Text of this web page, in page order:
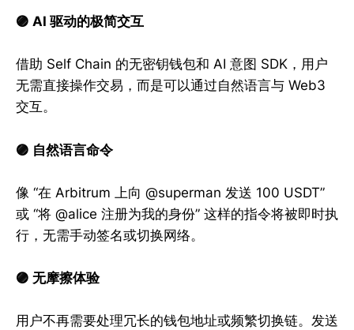
🟣 AI 驱动的极简交互
借助 Self Chain 的无密钥钱包和 AI 意图 SDK，用户
无需直接操作交易，而是可以通过自然语言与 Web3
交互。
🟣 自然语言命令
像 “在 Arbitrum 上向 @superman 发送 100 USDT”
或 “将 @alice 注册为我的身份” 这样的指令将被即时执
行，无需手动签名或切换网络。
🟣 无摩擦体验
用户不再需要处理冗长的钱包地址或频繁切换链。发送